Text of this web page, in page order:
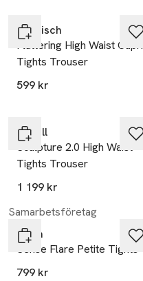
Röhnisch
Flattering High Waist Capri
Tights Trouser
599 kr
Casall
Sculpture 2.0 High Waist
Tights Trouser
1 199 kr
Samarbetsföretag
aim'n
Sense Flare Petite Tights
799 kr